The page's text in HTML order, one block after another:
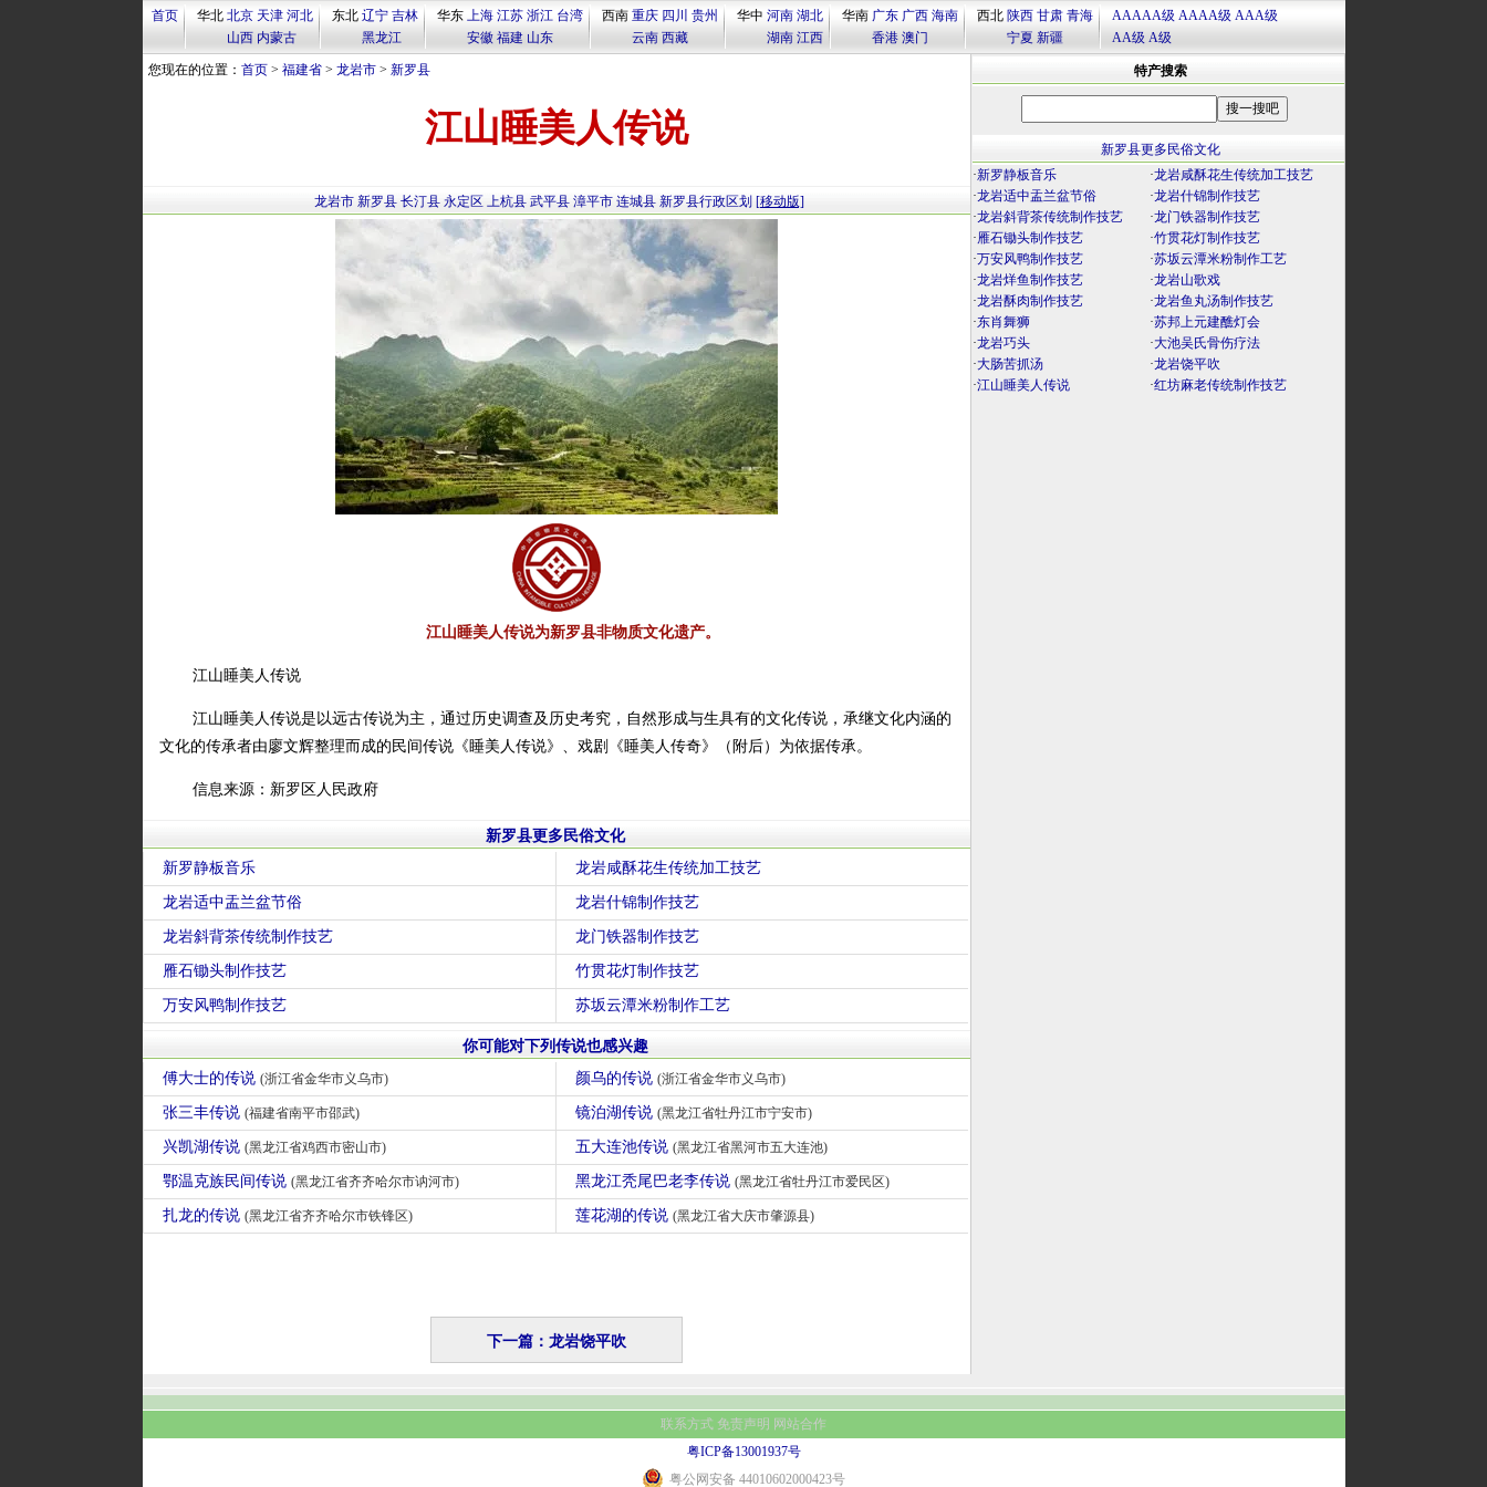
首页 华北 北京 天津 河北
山西 内蒙古
东北 辽宁 吉林
黑龙江
华东 上海 江苏 浙江 台湾
安徽 福建 山东
西南 重庆 四川 贵州
云南 西藏
华中 河南 湖北
湖南 江西
华南 广东 广西 海南
香港 澳门
西北 陕西 甘肃 青海
宁夏 新疆
AAAAA级 AAAA级 AAA级
AA级 A级
您现在的位置： 首页> 福建省> 龙岩市> 新罗县
江山睡美人传说
龙岩市 新罗县 长汀县 永定区 上杭县 武平县 漳平市 连城县 新罗县行政区划 [移动版]
江山睡美人传说为新罗县非物质文化遗产。
江山睡美人传说
江山睡美人传说是以远古传说为主，通过历史调查及历史考究，自然形成与生具有的文化传说，承继文化内涵的
文化的传承者由廖文辉整理而成的民间传说《睡美人传说》、戏剧《睡美人传奇》（附后）为依据传承。
信息来源：新罗区人民政府
新罗县更多民俗文化
新罗静板音乐
龙岩咸酥花生传统加工技艺
龙岩适中盂兰盆节俗 龙岩什锦制作技艺
龙岩斜背茶传统制作技艺 龙门铁器制作技艺
雁石锄头制作技艺 竹贯花灯制作技艺
万安风鸭制作技艺 苏坂云潭米粉制作工艺
你可能对下列传说也感兴趣
傅大士的传说 (浙江省金华市义乌市) 颜乌的传说 (浙江省金华市义乌市)
张三丰传说 (福建省南平市邵武) 镜泊湖传说 (黑龙江省牡丹江市宁安市)
兴凯湖传说 (黑龙江省鸡西市密山市) 五大连池传说 (黑龙江省黑河市五大连池)
鄂温克族民间传说 (黑龙江省齐齐哈尔市讷河市) 黑龙江秃尾巴老李传说 (黑龙江省牡丹江市爱民区)
扎龙的传说 (黑龙江省齐齐哈尔市铁锋区) 莲花湖的传说 (黑龙江省大庆市肇源县)
下一篇：龙岩饶平吹
特产搜索
新罗县更多民俗文化
·新罗静板音乐 ·龙岩咸酥花生传统加工技艺
·龙岩适中盂兰盆节俗 ·龙岩什锦制作技艺
·龙岩斜背茶传统制作技艺 ·龙门铁器制作技艺
·雁石锄头制作技艺 ·竹贯花灯制作技艺
·万安风鸭制作技艺 ·苏坂云潭米粉制作工艺
·龙岩烊鱼制作技艺 ·龙岩山歌戏
·龙岩酥肉制作技艺 ·龙岩鱼丸汤制作技艺
·东肖舞狮 ·苏邦上元建醮灯会
·龙岩巧头 ·大池吴氏骨伤疗法
·大肠苦抓汤 ·龙岩饶平吹
·江山睡美人传说 ·红坊麻老传统制作技艺
联系方式 免责声明 网站合作
粤ICP备13001937号
粤公网安备 44010602000423号